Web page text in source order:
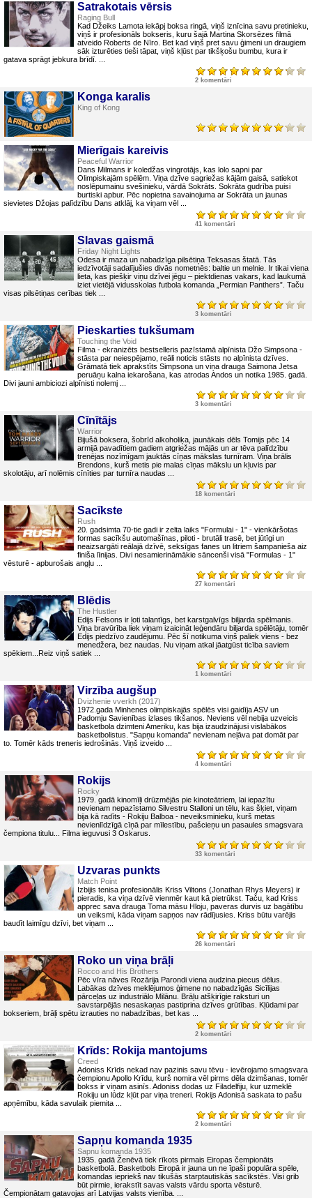
Satrakotais vērsis
Raging Bull
Kad Džeiks Lamota iekāpj boksa ringā, viņš iznīcina savu pretinieku,
viņš ir profesionāls bokseris, kuru šajā Martina Skorsēzes filmā
atveido Roberts de Nīro. Bet kad viņš pret savu ģimeni un draugiem
sāk izturēties tieši tāpat, viņš kļūst par tikšķošu bumbu, kura ir
gatava sprāgt jebkura brīdī. ...
2 komentāri
Konga karalis
King of Kong
Mierīgais kareivis
Peaceful Warrior
Dans Milmans ir koledžas vingrotājs, kas lolo sapni par
Olimpiskajām spēlēm. Viņa dzīve sagriežas kājām gaisā, satiekot
noslēpumainu svešinieku, vārdā Sokrāts. Sokrāta gudrība puisi
burtiski apbur. Pēc nopietna savainojuma ar Sokrāta un jaunas
sievietes Džojas palīdzību Dans atklāj, ka viņam vēl ...
41 komentāri
Slavas gaismā
Friday Night Lights
Odesa ir maza un nabadzīga pilsētiņa Teksasas štatā. Tās
iedzīvotāji sadalījušies divās nometnēs: baltie un melnie. Ir tikai viena
lieta, kas piešķir viņu dzīvei jēgu – piektdienas vakars, kad laukumā
iziet vietējā vidusskolas futbola komanda „Permian Panthers”. Taču
visas pilsētiņas cerības tiek ...
3 komentāri
Pieskarties tukšumam
Touching the Void
Filma - ekranizēts bestselleris pazīstamā alpīnista Džo Simpsona -
stāsta par neiespējamo, reāli noticis stāsts no alpīnista dzīves.
Grāmatā tiek aprakstīts Simpsona un viņa drauga Saimona Jetsa
peruāņu kalna iekarošana, kas atrodas Andos un notika 1985. gadā.
Divi jauni ambiciozi alpīnisti nolemj ...
3 komentāri
Cīnītājs
Warrior
Bijušā boksera, šobrīd alkoholiķa, jaunākais dēls Tomijs pēc 14
armijā pavadītiem gadiem atgriežas mājās un ar tēva palīdzību
trenējas nozīmīgam jauktās cīņas mākslas turnīram. Viņa brālis
Brendons, kurš metis pie malas cīņas mākslu un kļuvis par
skolotāju, arī nolēmis cīnīties par turnīra naudas ...
18 komentāri
Sacīkste
Rush
20. gadsimta 70-tie gadi ir zelta laiks "Formulai - 1" - vienkāršotas
formas sacīkšu automašīnas, piloti - brutāli trasē, bet jūtīgi un
neaizsargāti reālajā dzīvē, seksīgas fanes un litriem šampanieša aiz
finiša līnijas. Divi nesamierināmākie sāncenši visā "Formulas - 1"
vēsturē - apburošais angļu ...
27 komentāri
Blēdis
The Hustler
Edijs Felsons ir ļoti talantīgs, bet karstgalvīgs biljarda spēlmanis.
Viņa bravūrība liek viņam izaicināt leģendāru biljarda spēlētāju, tomēr
Edijs piedzīvo zaudējumu. Pēc šī notikuma viņš paliek viens - bez
menedžera, bez naudas. Nu viņam atkal jāatgūst ticība saviem
spēkiem...Reiz viņš satiek ...
1 komentāri
Virzība augšup
Dvizhenie vverkh (2017)
1972.gada Minhenes olimpiskajās spēlēs visi gaidīja ASV un
Padomju Savienības izlases tikšanos. Neviens vēl nebija uzveicis
basketbola dzimteni Ameriku, kas bija izaudzinājusi vislabākos
basketbolistus. "Sapņu komanda" nevienam neļāva pat domāt par
to. Tomēr kāds treneris iedrošinās. Viņš izveido ...
4 komentāri
Rokijs
Rocky
1979. gadā kinomīļi drūzmējās pie kinoteātriem, lai iepazītu
nevienam nepazīstamo Silvestru Stalloni un tēlu, kas šķiet, viņam
bija kā radīts - Rokiju Balboa - neveiksminieku, kurš metas
nevienlīdzīgā cīņā par mīlestību, pašcieņu un pasaules smagsvara
čempiona titulu... Filma ieguvusi 3 Oskarus.
33 komentāri
Uzvaras punkts
Match Point
Izbijis tenisa profesionālis Kriss Viltons (Jonathan Rhys Meyers) ir
pieradis, ka viņa dzīvē vienmēr kaut kā pietrūkst. Taču, kad Kriss
apprec sava drauga Toma māsu Hloju, paveras durvis uz bagātību
un veiksmi, kāda viņam sapņos nav rādījusies. Kriss būtu varējis
baudīt laimīgu dzīvi, bet viņam ...
26 komentāri
Roko un viņa brāļi
Rocco and His Brothers
Pēc vīra nāves Rozārija Parondi viena audzina piecus dēlus.
Labākas dzīves meklējumos ģimene no nabadzīgās Sicīlijas
pārceļas uz industriālo Milānu. Brāļu atšķirīgie raksturi un
savstarpējās nesaskaņas pastiprina dzīves grūtības. Kļūdami par
bokseriem, brāļi spētu izrauties no nabadzības, bet kas ...
2 komentāri
Krīds: Rokija mantojums
Creed
Adoniss Krīds nekad nav pazinis savu tēvu - ievērojamo smagsvara
čempionu Apollo Krīdu, kurš nomira vēl pirms dēla dzimšanas, tomēr
bokss ir viņam asinīs. Adoniss dodas uz Filadelfiju, kur uzmeklē
Rokiju un lūdz kļūt par viņa treneri. Rokijs Adonisā saskata to pašu
apņēmību, kāda savulaik piemita ...
2 komentāri
Sapņu komanda 1935
Sapnu komanda 1935
1935. gadā Ženēvā tiek rīkots pirmais Eiropas čempionāts
basketbolā. Basketbols Eiropā ir jauna un ne īpaši populāra spēle,
komandas iepriekš nav tikušās starptautiskās sacīkstēs. Visi grib
būt pirmie, ierakstīt savas valsts vārdu sporta vēsturē.
Čempionātam gatavojas arī Latvijas valsts vienība. ...